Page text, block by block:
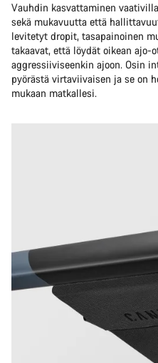
Vauhdin kasvattaminen
sekä mukavuutta että
levitetyt dropit, tasapainoinen
takaavat, että löydät oikean ajo-
aggressiiviseenkin ajoon. Osin
pyörästä virtaviivaisen ja se on
mukaan matkallesi.